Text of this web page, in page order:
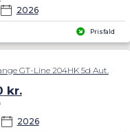
Prisfald
2026
GT-Line 204HK 5d Aut.
2026
kr.